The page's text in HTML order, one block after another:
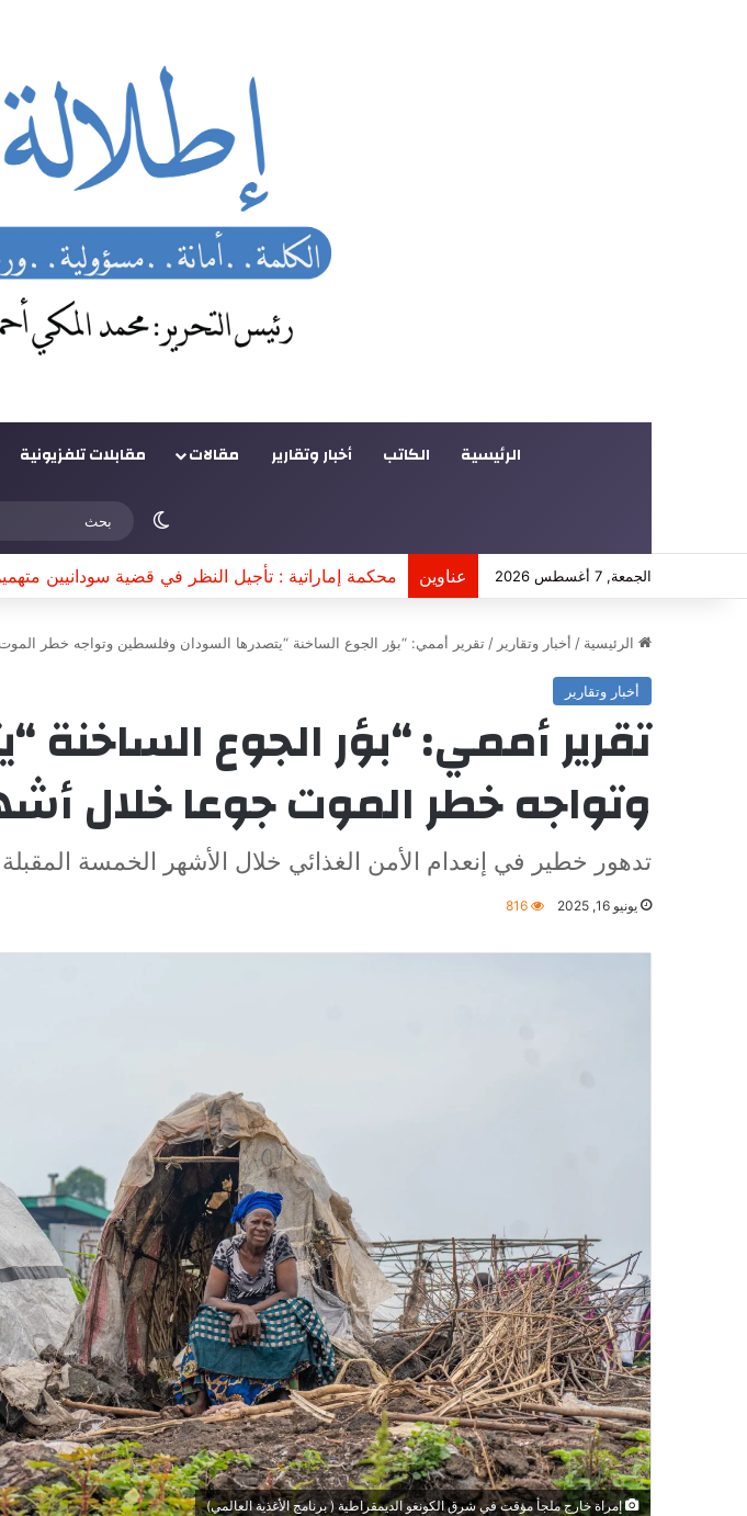
الرئيسية الكاتب أخبار وتقارير مقالات مقابلات تلفزيونية
الوضع المظلم
الجمعة, 7 أغسطس 2026 عناوين محكمة إماراتية : تأجيل النظر في قضية سودانيين متهمين
الرئيسية / أخبار وتقارير / تقرير أممي: “بؤر الجوع الساخنة “يتصدرها السودان وفلسطين وتواجه خطر
أخبار وتقارير
تقرير أممي: “بؤر الجوع
وتواجه خطر الموت جوعا خلال
تدهور خطير في إنعدام الأمن الغذائي خلال الأشهر الخمسة المقبلة في 13 دولة بينها اليمن وتشاد و الصومال
يونيو 16, 2025 816
إمراة خارج ملجأ مؤقت في شرق الكونغو الديمقراطية ( برنامج الأغذية العالمي)